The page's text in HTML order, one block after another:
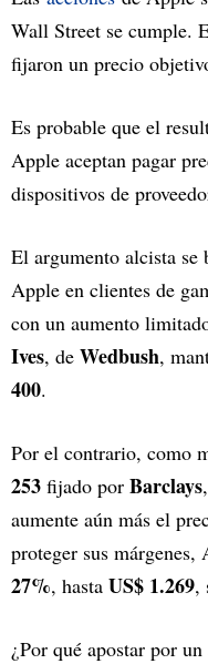
Wall Street se cumple.
fijaron un precio
Es probable que el
Apple aceptan pagar
dispositivos de
El argumento alcista se
Apple en clientes de
con un aumento
Ives, de Wedbush,
400.
Por el contrario, como
253 fijado por Barclays
aumente aún más el
proteger sus
27%, hasta US$ 1.269,
¿Por qué apostar por